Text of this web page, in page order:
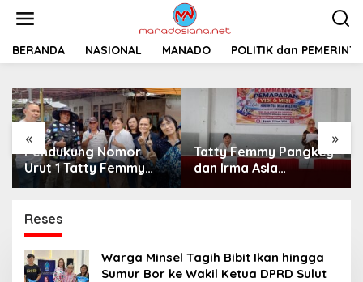
t
BERANDA NASIONAL MANADO POLITIK dan
« »
Pendukung Nomor
Urut 1 Tatty Femmy
Pangkey Berikan
Pemaparan Visi dan
Misi di Desa Waleure
Tatty Femmy Pangkey
dan Irma Asla
Paparkan Visi Misi
Reses
Warga Minsel Tagih Bibit Ikan hingga
Sumur Bor ke Wakil Ketua DPRD Sulut